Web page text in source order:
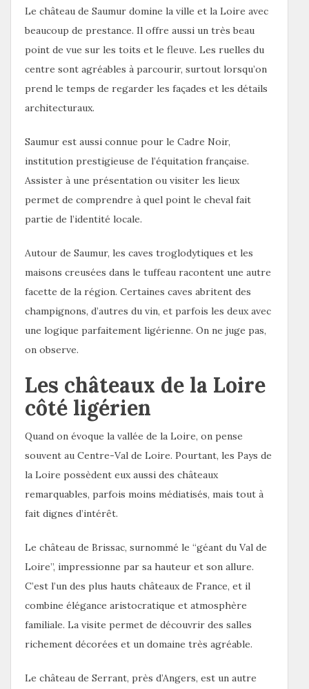
Le château de Saumur domine la ville et la Loire avec
beaucoup de prestance. Il offre aussi un très beau
point de vue sur les toits et le fleuve. Les ruelles du
centre sont agréables à parcourir, surtout lorsqu’on
prend le temps de regarder les façades et les détails
architecturaux.
Saumur est aussi connue pour le Cadre Noir,
institution prestigieuse de l’équitation française.
Assister à une présentation ou visiter les lieux
permet de comprendre à quel point le cheval fait
partie de l’identité locale.
Autour de Saumur, les caves troglodytiques et les
maisons creusées dans le tuffeau racontent une autre
facette de la région. Certaines caves abritent des
champignons, d’autres du vin, et parfois les deux avec
une logique parfaitement ligérienne. On ne juge pas,
on observe.
Les châteaux de la Loire
côté ligérien
Quand on évoque la vallée de la Loire, on pense
souvent au Centre-Val de Loire. Pourtant, les Pays de
la Loire possèdent eux aussi des châteaux
remarquables, parfois moins médiatisés, mais tout à
fait dignes d’intérêt.
Le château de Brissac, surnommé le “géant du Val de
Loire”, impressionne par sa hauteur et son allure.
C’est l’un des plus hauts châteaux de France, et il
combine élégance aristocratique et atmosphère
familiale. La visite permet de découvrir des salles
richement décorées et un domaine très agréable.
Le château de Serrant, près d’Angers, est un autre